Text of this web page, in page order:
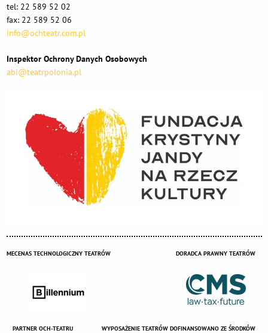
tel: 22 589 52 02
fax: 22 589 52 06
info@ochteatr.com.pl
Inspektor Ochrony Danych Osobowych
abi@teatrpolonia.pl
MECENAS TECHNOLOGICZNY TEATRÓW DORADCA PRAWNY TEATRÓW
PARTNER OCH-TEATRU WYPOSAŻENIE TEATRÓW DOFINANSOWANO ZE ŚRODKÓW